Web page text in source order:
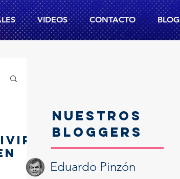
VIDEOS CONTACTO BLOG
NUESTROS
BLOGGERS
Eduardo Pinzón